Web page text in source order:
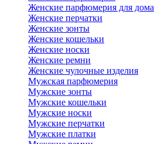
Женские парфюмерия для дома
Женские перчатки
Женские зонты
Женские кошельки
Женские носки
Женские ремни
Женские чулочные изделия
Мужская парфюмерия
Мужские зонты
Мужские кошельки
Мужские носки
Мужские перчатки
Мужские платки